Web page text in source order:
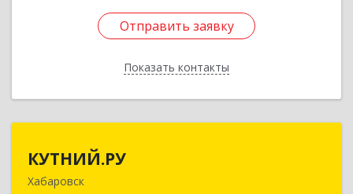
Отправить заявку
Показать контакты
Отправить заявку
Назад
КУТНИЙ.РУ
Хабаровск680007, Хабаровский край, Хабаровск г,